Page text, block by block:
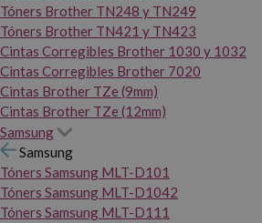
Tóners Brother TN248 y TN249
Tóners Brother TN421 y TN423
Cintas Corregibles Brother 1030 y 1032
Cintas Corregibles Brother 7020
Cintas Brother TZe (9mm)
Cintas Brother TZe (12mm)
Samsung
Samsung
Tóners Samsung MLT-D101
Tóners Samsung MLT-D1042
Tóners Samsung MLT-D111